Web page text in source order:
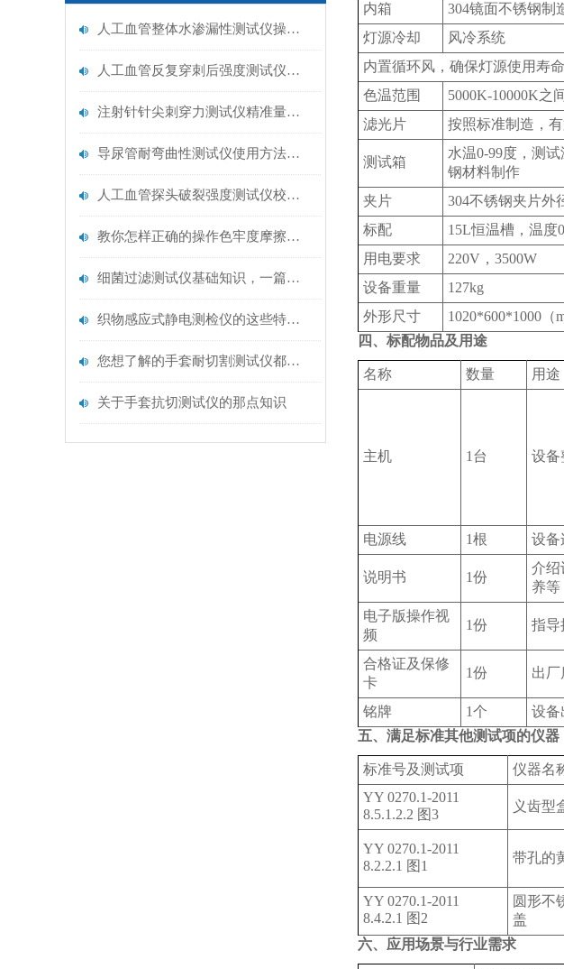
人工血管整体水渗漏性测试仪操作中最容易出错的步骤
人工血管反复穿刺后强度测试仪是什么？透析患者的“生命管“质量靠它把关！
注射针针尖刺穿力测试仪精准量化针尖锋利度，构筑临床安全防线
导尿管耐弯曲性测试仪使用方法与操作规范
人工血管探头破裂强度测试仪校准规范：精准赋能医疗安全的技术基准
教你怎样正确的操作色牢度摩擦测试机
细菌过滤测试仪基础知识，一篇搞定
织物感应式静电测检仪的这些特点很少有人都知道
您想了解的手套耐切割测试仪都在这里了
关于手套抗切测试仪的那点知识
内箱
304镜面不锈钢制
灯源冷却
风冷系统
内置循环风，确保灯源使用寿命
色温范围
5000K-10000K之
滤光片
按照标准制造，
测试箱
水温0-99度，测
钢材料制作
夹片
304不锈钢夹片外
标配
15L恒温槽，温
用电要求
220V，3500W
设备重量
127kg
外形尺寸
1020*600*1000（
四、标配物品及用途
名称 数量 用途
主机 1台 设备
电源线 1根 设备
说明书 1份
介绍
养等
电子版操作视
频
1份 指导
合格证及保修
卡
1份 出厂
铭牌 1个 设备
五、满足标准其他测试项的仪器
标准号及测试项 仪器名
YY 0270.1-2011
8.5.1.2.2 图3
义齿型
YY 0270.1-2011
8.2.2.1 图1
带孔的
YY 0270.1-2011
8.4.2.1 图2
圆形不
盖
六、应用场景与行业需求